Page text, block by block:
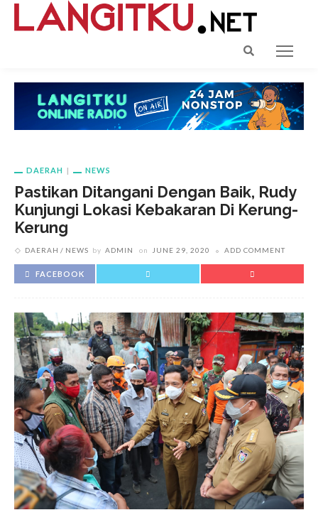
DAERAH NEWS
Pastikan Ditangani Dengan Baik, Rudy
Kunjungi Lokasi Kebakaran Di Kerung-
Kerung
DAERAH NEWS by ADMIN on JUNE 29, 2020 ADD COMMENT
FACEBOOK